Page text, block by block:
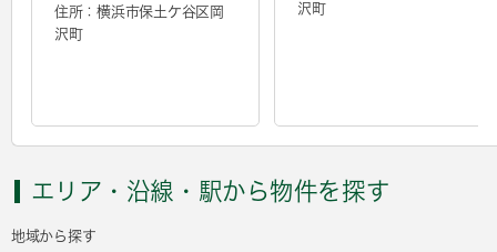
住所：横浜市保土ケ谷区岡
沢町
沢町
エリア・沿線・駅から物件を探す
地域から探す